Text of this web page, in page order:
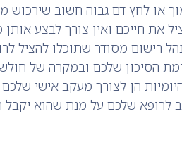
או לחץ דם גבוה חשוב שירכוש
את חייכם ואין צורך לבצע
רישום מסודר שתוכלו להציל
הסיכון שלכם ובמקרה של
הן לצורך מעקב אישי
לרופא שלכם על מנת שהוא יקבל